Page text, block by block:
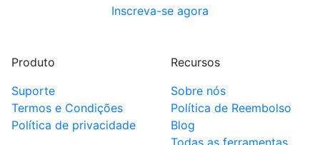
Inscreva-se agora
Produto
Suporte
Termos e Condições
Política de privacidade
Recursos
Sobre nós
Política de Reembolso
Blog